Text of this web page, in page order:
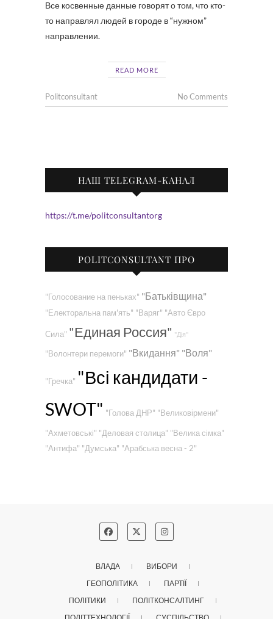
Все косвенные данные говорят о том, что кто-
то направлял людей в городе в “нужном”
направлении.
READ MORE
Politconsultant No Comments
НАШ TELEGRAM-КАНАЛ
https://t.me/politconsultantorg
POLITCONSULTANT ПРО
"Голосование на пеньках" "Батьківщина"
"Електоральна пам'ять" "Варяг" "Авто Євро
Сила" "Единая Россия" "Дія"
"Волонтери перемоги" "Вкидання" "Воля"
"Гречка" "Всі кандидати -
SWOT" "Голова ДНР" "Великовірмени"
"Ахметовські" "Деловая столица" "Велика сімка"
"Антифа" "Думська" "Арабська весна - 2"
ВЛАДА
ВИБОРИ
ГЕОПОЛІТИКА
ПАРТІЇ
ПОЛІТИКИ
ПОЛІТКОНСАЛТИНГ